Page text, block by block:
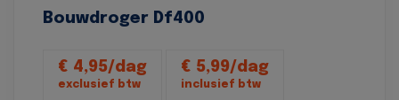
Bouwdroger Df400
€ 4,95/dag
exclusief btw
€ 5,99/dag
inclusief btw